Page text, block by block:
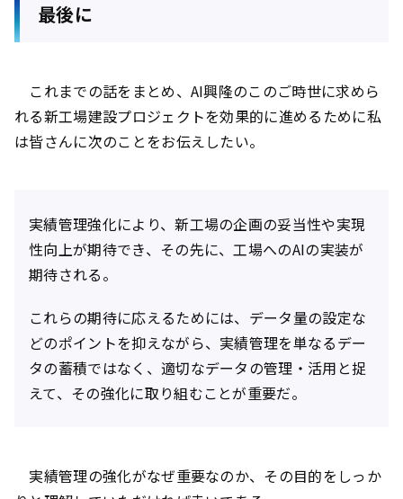
最後に
これまでの話をまとめ、AI興隆のこのご時世に求めら
れる新工場建設プロジェクトを効果的に進めるために私
は皆さんに次のことをお伝えしたい。
実績管理強化により、新工場の企画の妥当性や実現
性向上が期待でき、その先に、工場へのAIの実装が
期待される。
これらの期待に応えるためには、データ量の設定な
どのポイントを抑えながら、実績管理を単なるデー
タの蓄積ではなく、適切なデータの管理・活用と捉
えて、その強化に取り組むことが重要だ。
実績管理の強化がなぜ重要なのか、その目的をしっか